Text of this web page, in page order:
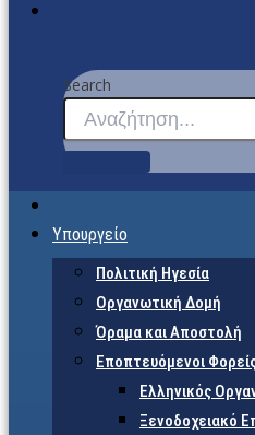
Search
Υπουργείο
Πολιτική Ηγεσία
Οργανωτική Δομή
Όραμα και Αποστολή
Εποπτευόμενοι
Eλληνικός
Ξενοδοχειακό